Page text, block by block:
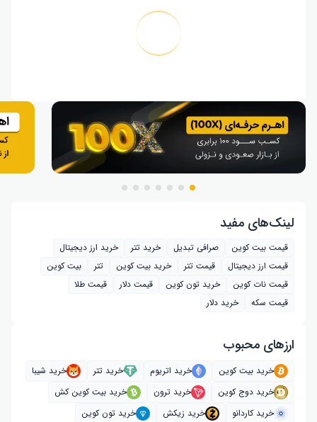
لینک‌های مفید
قیمت بیت کوین صرافی تبدیل خرید تتر
خرید ارز دیجیتال
قیمت ارز دیجیتال
قیمت تتر خرید بیت‌ کوین تتر
بیت کوین
قیمت نات کوین
خرید تون کوین قیمت دلار
قیمت طلا
قیمت سکه
خرید دلار
ارز‌های محبوب
خرید بیت کوین خرید اتریوم خرید تتر
خرید شیبا
خرید دوج کوین
خرید ترون
خرید بیت کوین کش
خرید کاردانو
خرید زیکش
خرید تون کوین